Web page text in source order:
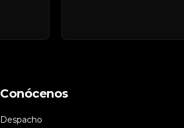
Conócenos
Despacho